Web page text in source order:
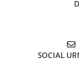
SOCIAL